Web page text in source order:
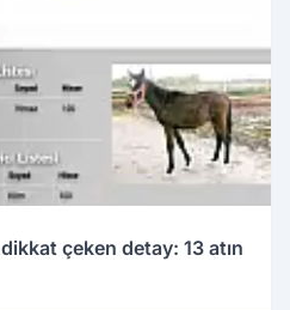
çeken detay: 13 atın